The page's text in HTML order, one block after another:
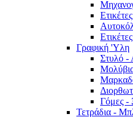
Γραφική 'Yλη
Στυλό -
Γόμες -
Τετράδια -